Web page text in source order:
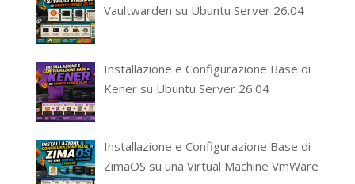
Vaultwarden su Ubuntu Server 26.04
Installazione e Configurazione Base di
Kener su Ubuntu Server 26.04
Installazione e Configurazione Base di
ZimaOS su una Virtual Machine VmWare